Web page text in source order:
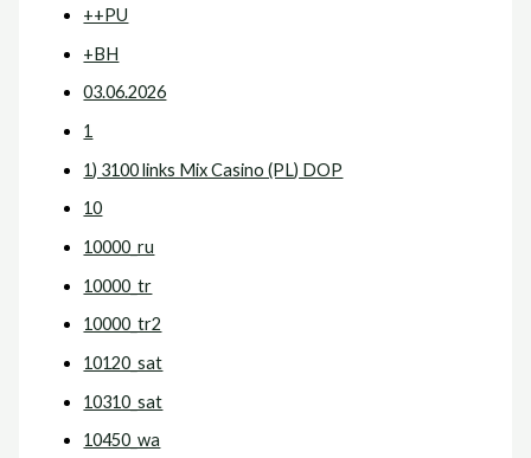
++PU
+BH
03.06.2026
1
1) 3100 links Mix Casino (PL) DOP
10
10000_ru
10000_tr
10000_tr2
10120_sat
10310_sat
10450_wa